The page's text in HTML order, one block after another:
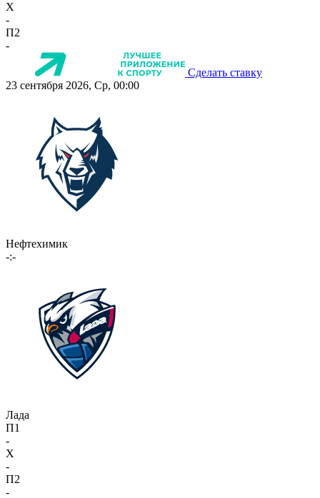
X
-
П2
-
Сделать ставку
23 сентября 2026, Ср, 00:00
Нефтехимик
-:-
Лада
П1
-
X
-
П2
-